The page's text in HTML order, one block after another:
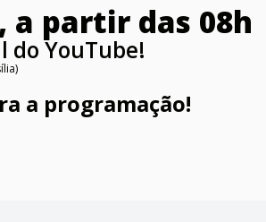
a partir das 08h
do YouTube!
a programação!